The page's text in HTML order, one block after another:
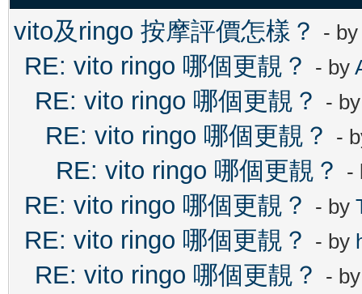
vito及ringo 按摩評價怎樣？ -
RE: vito ringo 哪個更靚？ - by
RE: vito ringo 哪個更靚？ -
RE: vito ringo 哪個更靚？ -
RE: vito ringo 哪個更靚？ -
RE: vito ringo 哪個更靚？ - by
RE: vito ringo 哪個更靚？ - by
RE: vito ringo 哪個更靚？ -